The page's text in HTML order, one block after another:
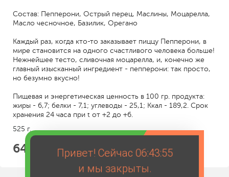
Привет! Сейчас 06:43:55
и мы закрыты.
Состав: Пепперони, Острый перец, Маслины, Моцарелла,
Масло чесночное, Базилик, Орегано
Каждый раз, когда кто-то заказывает пиццу Пепперони, в
мире становится на одного счастливого человека больше!
Нежнейшее тесто, сливочная моцарелла, и, конечно же
главный изысканный ингредиент - пепперони: так просто,
но безумно вкусно!
Пищевая и энергетическая ценность в 100 гр. продукта:
жиры - 6,7; белки - 7,1; углеводы - 25,1; Ккал - 189,2. Срок
хранения 24 часа при t от +2 до +6.
525 г.
649